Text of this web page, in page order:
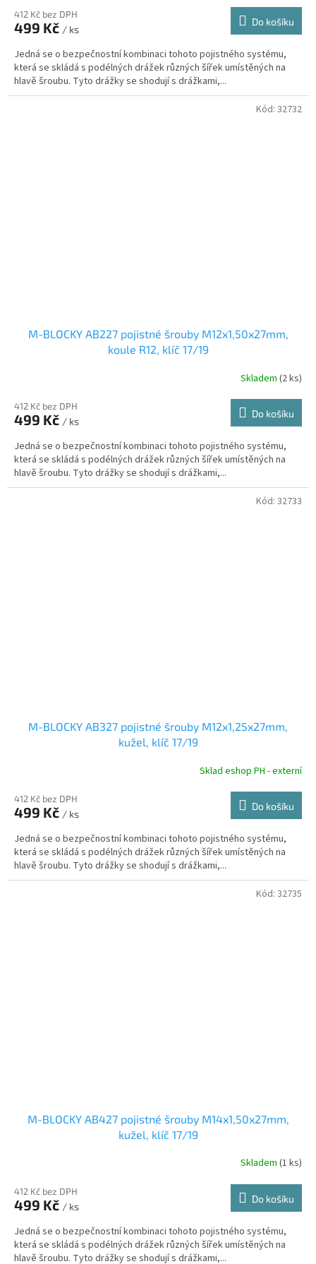
412 Kč bez DPH
499 Kč / ks
Do košíku
Jedná se o bezpečnostní kombinaci tohoto pojistného systému,
která se skládá s podélných drážek různých šířek umístěných na
hlavě šroubu. Tyto drážky se shodují s drážkami,...
M-BLOCKY AB227 pojistné šrouby M12x1,50x27mm,
koule R12, klíč 17/19
Skladem (2 ks)
412 Kč bez DPH
499 Kč / ks
Do košíku
Jedná se o bezpečnostní kombinaci tohoto pojistného systému,
která se skládá s podélných drážek různých šířek umístěných na
hlavě šroubu. Tyto drážky se shodují s drážkami,...
Kód: 32732
M-BLOCKY AB327 pojistné šrouby M12x1,25x27mm,
kužel, klíč 17/19
Sklad eshop PH - externí
412 Kč bez DPH
499 Kč / ks
Do košíku
Jedná se o bezpečnostní kombinaci tohoto pojistného systému,
která se skládá s podélných drážek různých šířek umístěných na
hlavě šroubu. Tyto drážky se shodují s drážkami,...
Kód: 32733
M-BLOCKY AB427 pojistné šrouby M14x1,50x27mm,
kužel, klíč 17/19
Skladem (1 ks)
412 Kč bez DPH
499 Kč / ks
Do košíku
Jedná se o bezpečnostní kombinaci tohoto pojistného systému,
která se skládá s podélných drážek různých šířek umístěných na
hlavě šroubu. Tyto drážky se shodují s drážkami,...
Kód: 32735